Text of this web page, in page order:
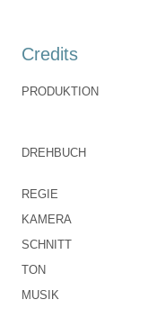
Credits
PRODUKTION
DREHBUCH
REGIE
KAMERA
SCHNITT
TON
MUSIK